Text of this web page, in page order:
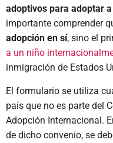
adoptivos para adoptar
importante comprender
adopción en sí, sino el
a un niño
inmigración de Estados
El formulario se utiliza
país que no es parte del
Adopción Internacional.
de dicho convenio, se